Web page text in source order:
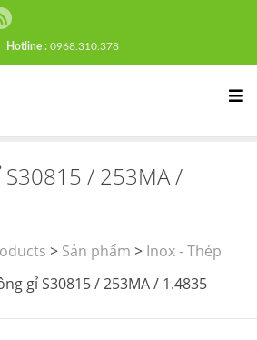
Hotline : 0968.310.378
/ 253MA /
> Sản phẩm > Inox - Thép
gỉ S30815 / 253MA / 1.4835